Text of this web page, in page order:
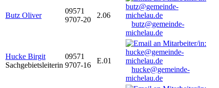
Butz Oliver
09571
9707-20
2.06
butz@gemeinde-
michelau.de
Hucke Birgit
Sachgebietsleiterin
09571
9707-16
E.01
hucke@gemeinde-
michelau.de